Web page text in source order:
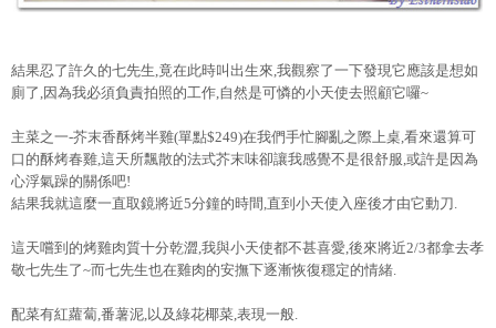
結果忍了許久的七先生,竟在此時叫出生來,我觀察了一下發現它應該是想如
廁了,因為我必須負責拍照的工作,自然是可憐的小天使去照顧它囉~
主菜之一-芥末香酥烤半雞(單點$249)在我們手忙腳亂之際上桌,看來還算可
口的酥烤春雞,這天所飄散的法式芥末味卻讓我感覺不是很舒服,或許是因為
心浮氣躁的關係吧!
結果我就這麼一直取鏡將近5分鐘的時間,直到小天使入座後才由它動刀.
這天嚐到的烤雞肉質十分乾澀,我與小天使都不甚喜愛,後來將近2/3都拿去孝
敬七先生了~而七先生也在雞肉的安撫下逐漸恢復穩定的情緒.
配菜有紅蘿蔔,番薯泥,以及綠花椰菜,表現一般.